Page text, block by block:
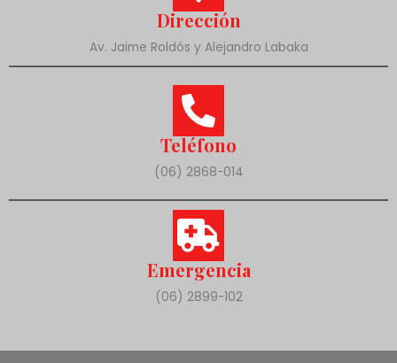
Dirección
Av. Jaime Roldós y Alejandro Labaka
Teléfono
(06) 2868-014
Emergencia
(06) 2899-102